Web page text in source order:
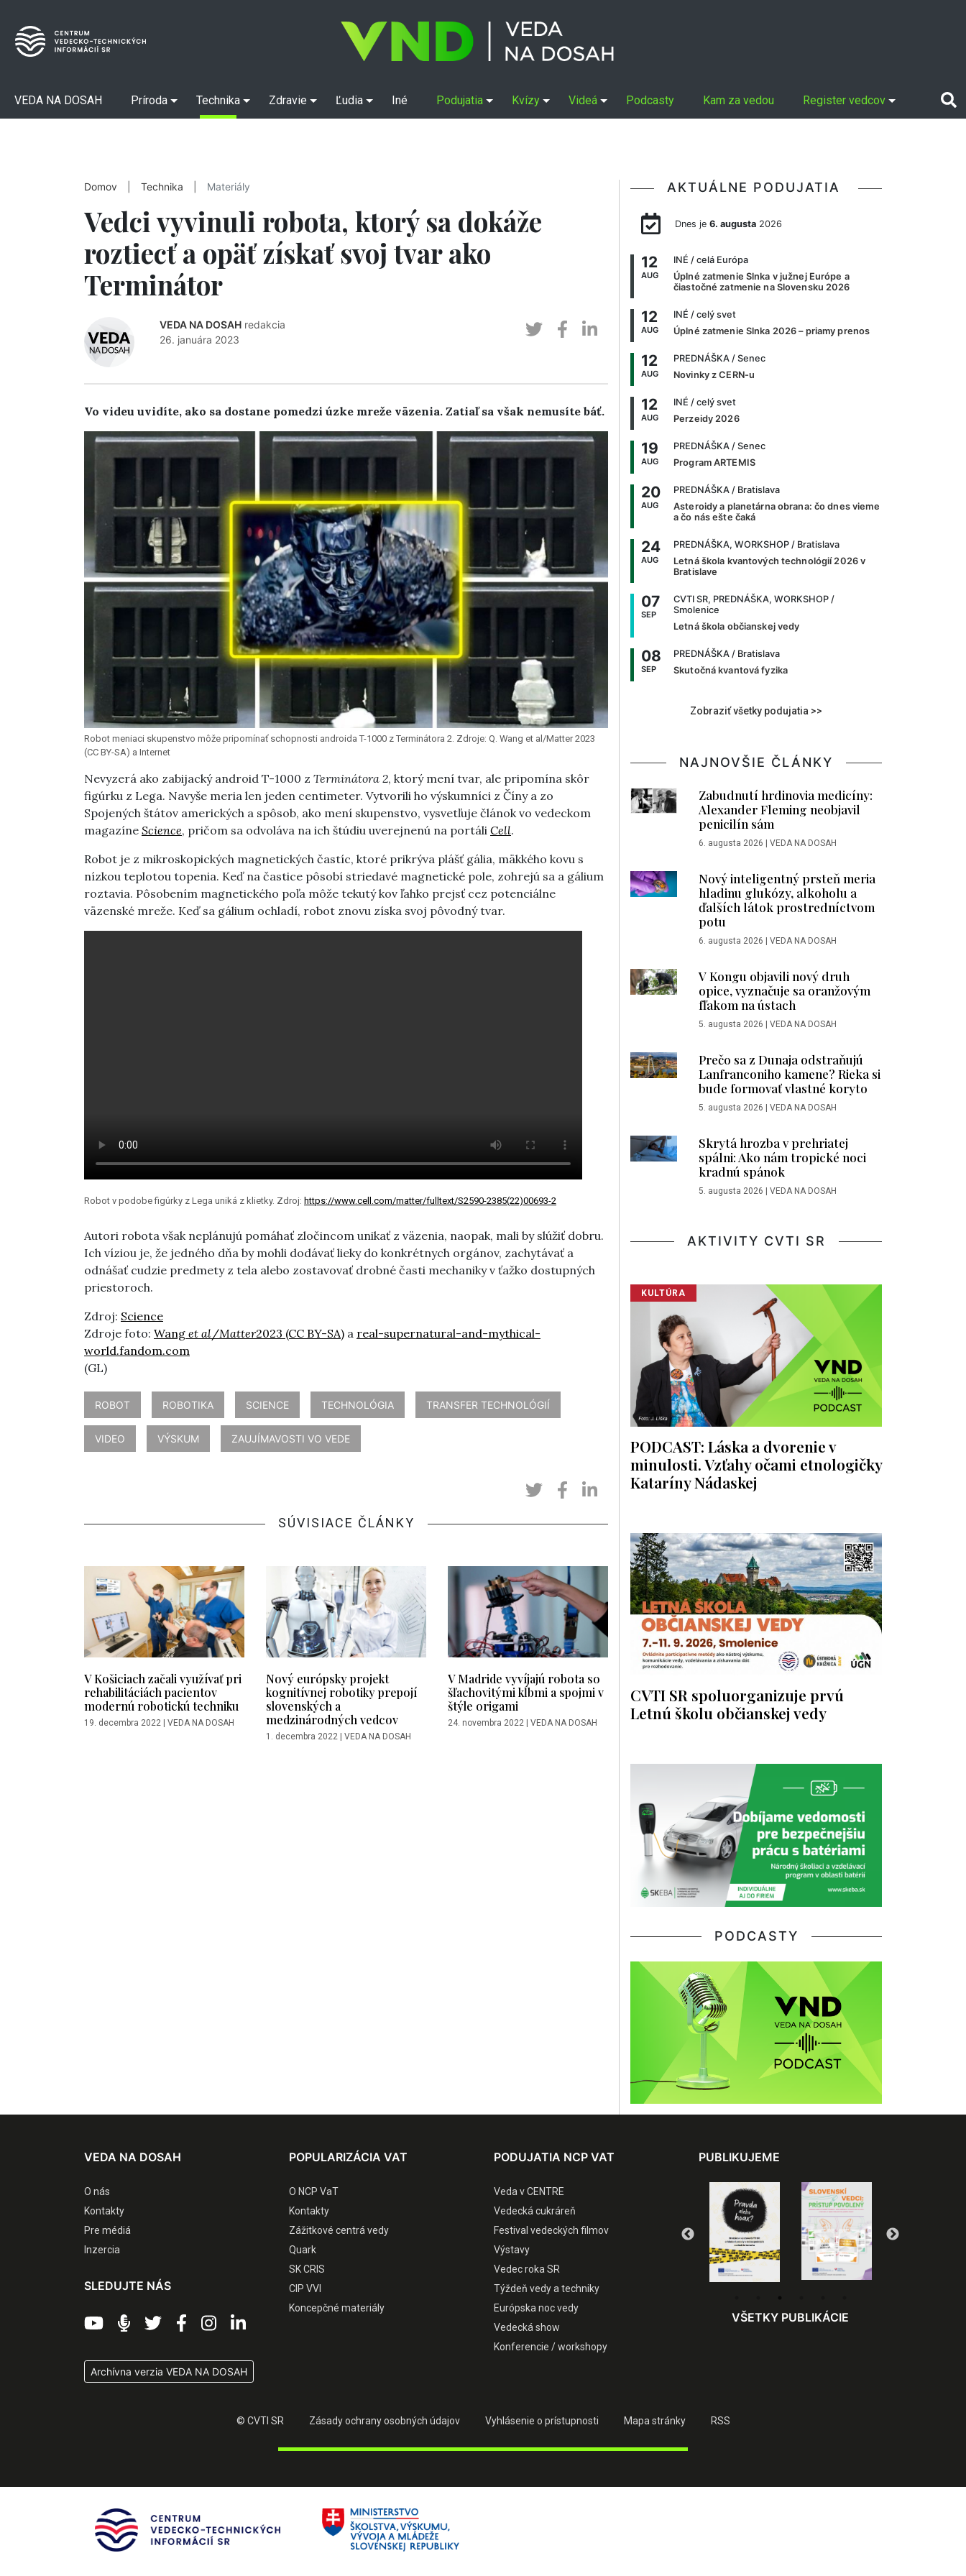
VEDA NA DOSAH Príroda Technika Zdravie Ľudia Iné Podujatia Kvízy Videá Podcasty Kam za vedou Register vedcov
Domov Technika Materiály
Vedci vyvinuli robota, ktorý sa dokáže
roztiecť a opäť získať svoj tvar ako
Terminátor
VEDA NA DOSAH redakcia
26. januára 2023
Vo videu uvidíte, ako sa dostane pomedzi úzke mreže väzenia. Zatiaľ sa však nemusíte báť.
Robot meniaci skupenstvo môže pripomínať schopnosti androida T-1000 z Terminátora 2. Zdroje: Q. Wang et al/Matter 2023
(CC BY-SA) a Internet
Nevyzerá ako zabijacký android T-1000 z Terminátora 2, ktorý mení tvar, ale pripomína skôr
figúrku z Lega. Navyše meria len jeden centimeter. Vytvorili ho výskumníci z Číny a zo
Spojených štátov amerických a spôsob, ako mení skupenstvo, vysvetľuje článok vo vedeckom
magazíne Science, pričom sa odvoláva na ich štúdiu uverejnenú na portáli Cell.
Robot je z mikroskopických magnetických častíc, ktoré prikrýva plášť gália, mäkkého kovu s
nízkou teplotou topenia. Keď na častice pôsobí striedavé magnetické pole, zohrejú sa a gálium
roztavia. Pôsobením magnetického poľa môže tekutý kov ľahko prejsť cez potenciálne
väzenské mreže. Keď sa gálium ochladí, robot znovu získa svoj pôvodný tvar.
Robot v podobe figúrky z Lega uniká z klietky. Zdroj: https://www.cell.com/matter/fulltext/S2590-2385(22)00693-2
Autori robota však neplánujú pomáhať zločincom unikať z väzenia, naopak, mali by slúžiť dobru.
Ich víziou je, že jedného dňa by mohli dodávať lieky do konkrétnych orgánov, zachytávať a
odnášať cudzie predmety z tela alebo zostavovať drobné časti mechaniky v ťažko dostupných
priestoroch.
Zdroj: Science
Zdroje foto: Wang et al/Matter2023 (CC BY-SA) a real-supernatural-and-mythical-
world.fandom.com
(GL)
ROBOT ROBOTIKA SCIENCE TECHNOLÓGIA TRANSFER TECHNOLÓGIÍ
VIDEO VÝSKUM ZAUJÍMAVOSTI VO VEDE
SÚVISIACE ČLÁNKY
V Košiciach začali využívať pri
rehabilitáciách pacientov
modernú robotickú techniku
19. decembra 2022 | VEDA NA DOSAH
Nový európsky projekt
kognitívnej robotiky prepojí
slovenských a
medzinárodných vedcov
1. decembra 2022 | VEDA NA DOSAH
V Madride vyvíjajú robota so
šľachovitými kĺbmi a spojmi v
štýle origami
24. novembra 2022 | VEDA NA DOSAH
AKTUÁLNE PODUJATIA
Dnes je 6. augusta2026
12
AUG
INÉ / celá Európa
Úplné zatmenie Slnka v južnej Európe a
čiastočné zatmenie na Slovensku 2026
12
AUG
INÉ / celý svet
Úplné zatmenie Slnka 2026 – priamy prenos
12
AUG
PREDNÁŠKA / Senec
Novinky z CERN-u
12
AUG
INÉ / celý svet
Perzeidy 2026
19
AUG
PREDNÁŠKA / Senec
Program ARTEMIS
20
AUG
PREDNÁŠKA / Bratislava
Asteroidy a planetárna obrana: čo dnes vieme
a čo nás ešte čaká
24
AUG
PREDNÁŠKA, WORKSHOP / Bratislava
Letná škola kvantových technológií 2026 v
Bratislave
07
SEP
CVTI SR, PREDNÁŠKA, WORKSHOP /
Smolenice
Letná škola občianskej vedy
08
SEP
PREDNÁŠKA / Bratislava
Skutočná kvantová fyzika
Zobraziť všetky podujatia >>
NAJNOVŠIE ČLÁNKY
Zabudnutí hrdinovia medicíny:
Alexander Fleming neobjavil
penicilín sám
6. augusta 2026 | VEDA NA DOSAH
Nový inteligentný prsteň meria
hladinu glukózy, alkoholu a
ďalších látok prostredníctvom
potu
6. augusta 2026 | VEDA NA DOSAH
V Kongu objavili nový druh
opice, vyznačuje sa oranžovým
fľakom na ústach
5. augusta 2026 | VEDA NA DOSAH
Prečo sa z Dunaja odstraňujú
Lanfranconiho kamene? Rieka si
bude formovať vlastné koryto
5. augusta 2026 | VEDA NA DOSAH
Skrytá hrozba v prehriatej
spálni: Ako nám tropické noci
kradnú spánok
5. augusta 2026 | VEDA NA DOSAH
AKTIVITY CVTI SR
KULTÚRA
PODCAST: Láska a dvorenie v
minulosti. Vzťahy očami etnologičky
Kataríny Nádaskej
CVTI SR spoluorganizuje prvú
Letnú školu občianskej vedy
PODCASTY
VEDA NA DOSAH
O nás
Kontakty
Pre médiá
Inzercia
SLEDUJTE NÁS
Archívna verzia VEDA NA DOSAH
POPULARIZÁCIA VAT
O NCP VaT
Kontakty
Zážitkové centrá vedy
Quark
SK CRIS
CIP VVI
Koncepčné materiály
PODUJATIA NCP VAT
Veda v CENTRE
Vedecká cukráreň
Festival vedeckých filmov
Výstavy
Vedec roka SR
Týždeň vedy a techniky
Európska noc vedy
Vedecká show
Konferencie / workshopy
PUBLIKUJEME
VŠETKY PUBLIKÁCIE
© CVTI SR Zásady ochrany osobných údajov Vyhlásenie o prístupnosti Mapa stránky RSS